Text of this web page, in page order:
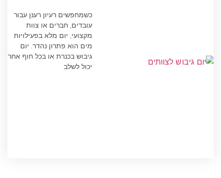
כשמחפשים רעיון רענן עבור
עובדים, חברים או צוות
מקצועי, יום מלא בפעילויות
מים הוא פתרון נהדר. יום
גיבוש בכנרת או בכל חוף אחר
יכול לשלב